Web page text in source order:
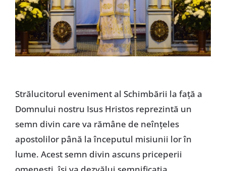
Strălucitorul eveniment al Schimbării la față a
Domnului nostru Isus Hristos reprezintă un
semn divin care va rămâne de neînțeles
apostolilor până la începutul misiunii lor în
lume. Acest semn divin ascuns priceperii